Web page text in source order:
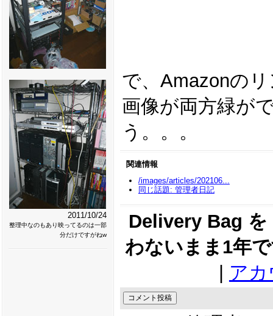
2011/10/24
整理中なのもあり映ってるのは一部
分だけですがねw
で、Amazonの
画像が両方緑が
う。。。
関連情報
/images/articles/202106...
同じ話題: 管理者日記
Delivery Bag を
わないまま1年
ア